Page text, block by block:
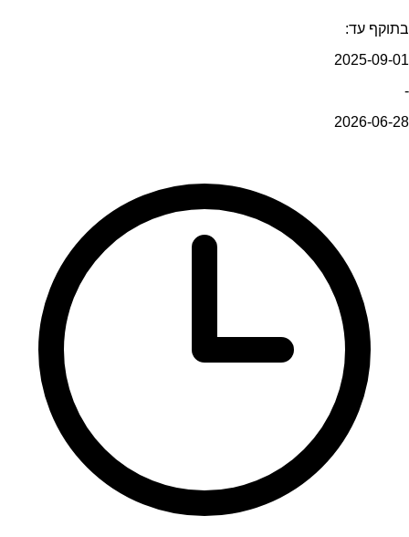
בתוקף עד:
2025-09-01
-
2026-06-28